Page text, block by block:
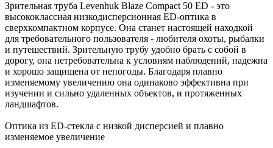
Зрительная труба Levenhuk Blaze Compact 50 ED - это
высококлассная низкодисперсионная ED-оптика в
сверхкомпактном корпусе. Она станет настоящей находкой
для требовательного пользователя - любителя охоты, рыбалки
и путешествий. Зрительную трубу удобно брать с собой в
дорогу, она нетребовательна к условиям наблюдений, надежна
и хорошо защищена от непогоды. Благодаря плавно
изменяемому увеличению она одинаково эффективна при
изучении и сильно удаленных объектов, и протяженных
ландшафтов.
Оптика из ED-стекла с низкой дисперсией и плавно
изменяемое увеличение